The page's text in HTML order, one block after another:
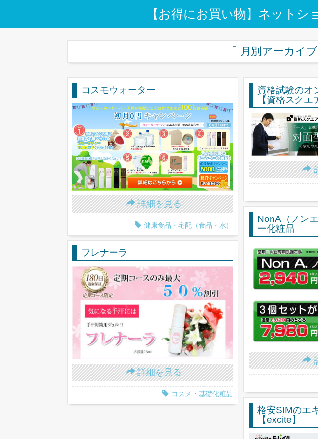
【お得にお買い物】ネット
「 月別アーカイ
コスモウォーター
詳細を見る
健康食品・宅配（食品・水）
資格試験のオ
【資格スクエ
NonA（ノン
ー化粧品
フレナーラ
詳細を見る
コスメ・基礎化粧品
格安SIMのエ
【excite】